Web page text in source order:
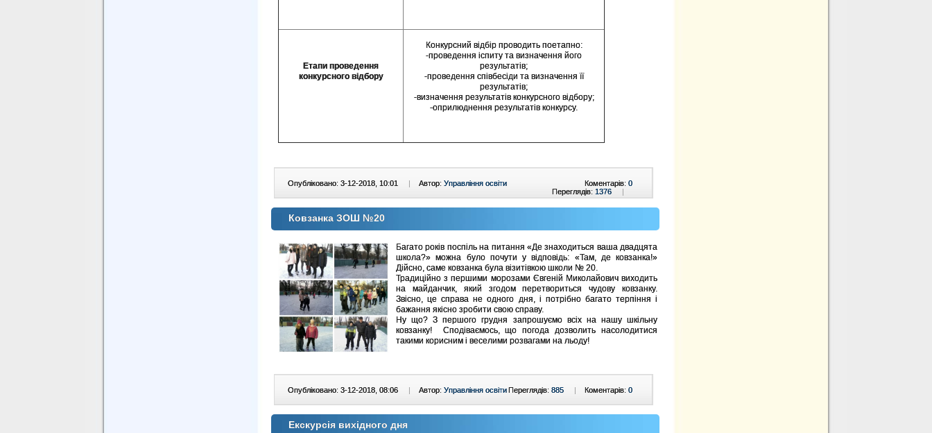
Етапи проведення
конкурсного відбору
Конкурсний відбір проводить поетапно:
-проведення іспиту та визначення його
результатів;
-проведення співбесіди та визначення її
результатів;
-визначення результатів конкурсного відбору;
-оприлюднення результатів конкурсу.
Опубліковано: 3-12-2018, 10:01 | Автор: Управління освіти Коментарів: 0
Переглядів: 1376 |
Ковзанка ЗОШ №20
Багато років поспіль на питання «Де знаходиться ваша двадцята
школа?» можна було почути у відповідь: «Там, де ковзанка!»
Дійсно, саме ковзанка була візитівкою школи № 20.
Традиційно з першими морозами Євгеній Миколайович виходить
на майданчик, який згодом перетвориться чудову ковзанку.
Звісно, це справа не одного дня, і потрібно багато терпіння і
бажання якісно зробити свою справу.
Ну що? З першого грудня запрошуємо всіх на нашу шкільну
ковзанку! Сподіваємось, що погода дозволить насолодитися
такими корисним і веселими розвагами на льоду!
Опубліковано: 3-12-2018, 08:06 | Автор: Управління освіти Коментарів: 0
Переглядів: 885 |
Екскурсія вихідного дня